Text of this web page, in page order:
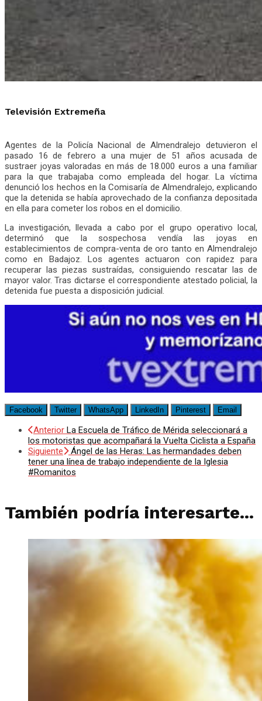
Televisión Extremeña
Agentes de la Policía Nacional de Almendralejo detuvieron el
pasado 16 de febrero a una mujer de 51 años acusada de
sustraer joyas valoradas en más de 18.000 euros a una familiar
para la que trabajaba como empleada del hogar. La víctima
denunció los hechos en la Comisaría de Almendralejo, explicando
que la detenida se había aprovechado de la confianza depositada
en ella para cometer los robos en el domicilio.
La investigación, llevada a cabo por el grupo operativo local,
determinó que la sospechosa vendía las joyas en
establecimientos de compra-venta de oro tanto en Almendralejo
como en Badajoz. Los agentes actuaron con rapidez para
recuperar las piezas sustraídas, consiguiendo rescatar las de
mayor valor. Tras dictarse el correspondiente atestado policial, la
detenida fue puesta a disposición judicial.
Facebook Twitter WhatsApp LinkedIn Pinterest Email
Anterior La Escuela de Tráfico de Mérida seleccionará a
los motoristas que acompañará la Vuelta Ciclista a España
Siguiente
Ángel de las Heras: Las hermandades deben
tener una línea de trabajo independiente de la Iglesia
#Romanitos
También podría interesarte...